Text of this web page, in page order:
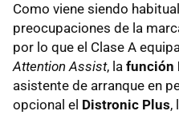
Como viene siendo
preocupaciones de la
por lo que el Clase A
Attention Assist, la función
asistente de arranque en
opcional el Distronic Plus,